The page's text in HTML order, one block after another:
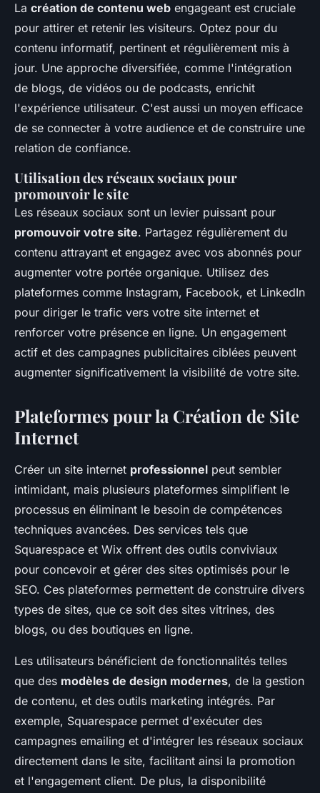
La création de contenu web engageant est cruciale
pour attirer et retenir les visiteurs. Optez pour du
contenu informatif, pertinent et régulièrement mis à
jour. Une approche diversifiée, comme l'intégration
de blogs, de vidéos ou de podcasts, enrichit
l'expérience utilisateur. C'est aussi un moyen efficace
de se connecter à votre audience et de construire une
relation de confiance.
Utilisation des réseaux sociaux pour
promouvoir le site
Les réseaux sociaux sont un levier puissant pour
promouvoir votre site. Partagez régulièrement du
contenu attrayant et engagez avec vos abonnés pour
augmenter votre portée organique. Utilisez des
plateformes comme Instagram, Facebook, et LinkedIn
pour diriger le trafic vers votre site internet et
renforcer votre présence en ligne. Un engagement
actif et des campagnes publicitaires ciblées peuvent
augmenter significativement la visibilité de votre site.
Plateformes pour la Création de Site
Internet
Créer un site internet professionnel peut sembler
intimidant, mais plusieurs plateformes simplifient le
processus en éliminant le besoin de compétences
techniques avancées. Des services tels que
Squarespace et Wix offrent des outils conviviaux
pour concevoir et gérer des sites optimisés pour le
SEO. Ces plateformes permettent de construire divers
types de sites, que ce soit des sites vitrines, des
blogs, ou des boutiques en ligne.
Les utilisateurs bénéficient de fonctionnalités telles
que des modèles de design modernes, de la gestion
de contenu, et des outils marketing intégrés. Par
exemple, Squarespace permet d'exécuter des
campagnes emailing et d'intégrer les réseaux sociaux
directement dans le site, facilitant ainsi la promotion
et l'engagement client. De plus, la disponibilité